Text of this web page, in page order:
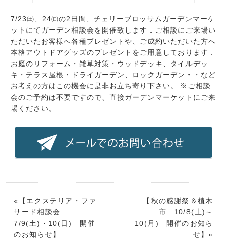
7/23㈯、24㈰の2日間、チェリーブロッサムガーデンマーケ
ットにてガーデン相談会を開催致します．ご相談にご来場い
ただいたお客様へ各種プレゼントや、ご成約いただいた方へ
本格アウトドアグッズのプレゼントをご用意しております．
お庭のリフォーム・雑草対策・ウッドデッキ、タイルデッ
キ・テラス屋根・ドライガーデン、ロックガーデン・・など
お考えの方はこの機会に是非お立ち寄り下さい。 ※ご相談
会のご予約は不要ですので、直接ガーデンマーケットにご来
場ください。
«【 エクステリア・ファ
サード相談会
7/9(土)・10(日) 開催
のお知らせ】
【 秋の感謝祭＆植木
市 10/8(土)～
10(月) 開催のお知ら
せ】»